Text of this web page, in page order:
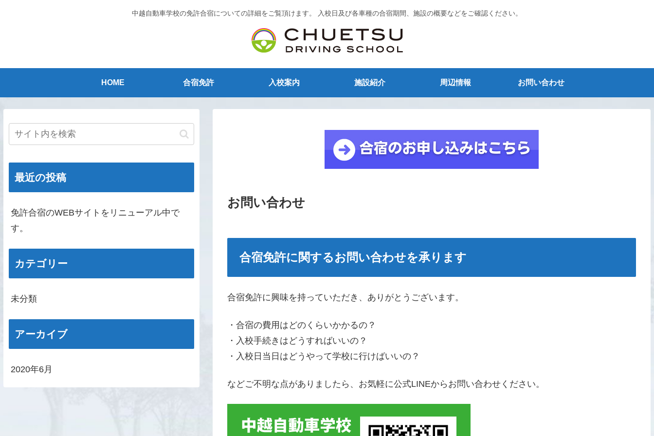
中越自動車学校の免許合宿についての詳細をご覧頂けます。 入校日及び各車種の合宿期間、施設の概要などをご確認ください。
HOME 合宿免許 入校案内 施設紹介 周辺情報 お問い合わせ
お問い合わせ
合宿免許に関するお問い合わせを承ります
合宿免許に興味を持っていただき、ありがとうございます。
・合宿の費用はどのくらいかかるの？
・入校手続きはどうすればいいの？
​・入校日当日はどうやって学校に行けばいいの？
などご不明な点がありましたら、お気軽に公式LINEからお問い合わせください。
最近の投稿
免許合宿のWEBサイトをリニューアル中で
す。
カテゴリー
未分類
アーカイブ
2020年6月